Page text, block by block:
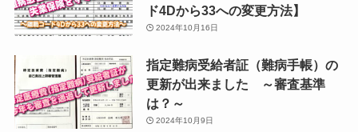
ド4Dから33への変更方法】
2024年10月16日
指定難病受給者証（難病手帳）の
更新が出来ました ～審査基準
は？～
2024年10月9日